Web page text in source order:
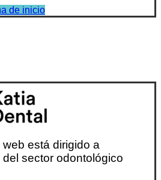
de inicio
web está dirigido a
sector odontológico